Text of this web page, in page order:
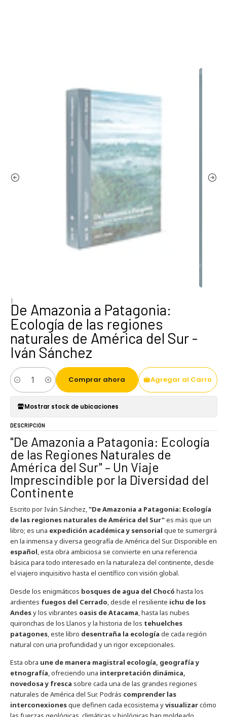
|
De Amazonia a Patagonia:
Ecología de las regiones
naturales de América del Sur -
Iván Sánchez
Cantidad Agregar al Carro
Comprar ahora
Mostrar stock de ubicaciones
DESCRIPCIÓN
"De Amazonia a Patagonia: Ecología
de las Regiones Naturales de
América del Sur" – Un Viaje
Imprescindible por la Diversidad del
Continente
Escrito por Iván Sánchez,"De Amazonia a Patagonia: Ecología
de las regiones naturales de América del Sur"es más que un
libro; es una expedición académica y sensorial que te sumergirá
en la inmensa y diversa geografía de América del Sur. Disponible en
español, esta obra ambiciosa se convierte en una referencia
básica para todo interesado en la naturaleza del continente, desde
el viajero inquisitivo hasta el científico con visión global.
Desde los enigmáticos bosques de agua del Chocó hasta los
ardientes fuegos del Cerrado, desde el resiliente ichu de los
Andesy los vibrantes oasis de Atacama, hasta las nubes
quironchas de los Llanos y la historia de los tehuelches
patagones, este libro desentraña la ecología de cada región
natural con una profundidad y un rigor excepcionales.
Esta obra une de manera magistral ecología, geografía y
etnografía, ofreciendo una interpretación dinámica,
novedosa y fresca sobre cada una de las grandes regiones
naturales de América del Sur. Podrás comprender las
interconexionesque definen cada ecosistema yvisualizarcómo